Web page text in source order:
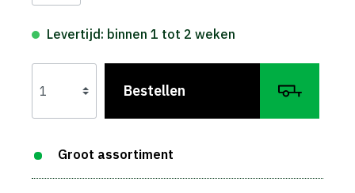
Levertijd: binnen 1 tot 2 weken
Bestellen
Groot assortiment